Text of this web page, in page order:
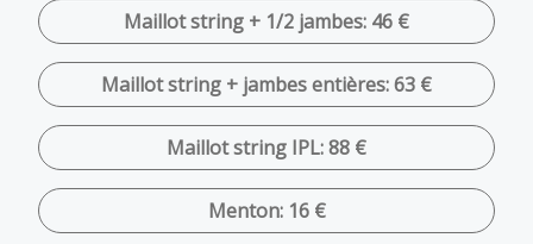
Maillot string + 1/2 jambes: 46 €
Maillot string + jambes entières: 63 €
Maillot string IPL: 88 €
Menton: 16 €